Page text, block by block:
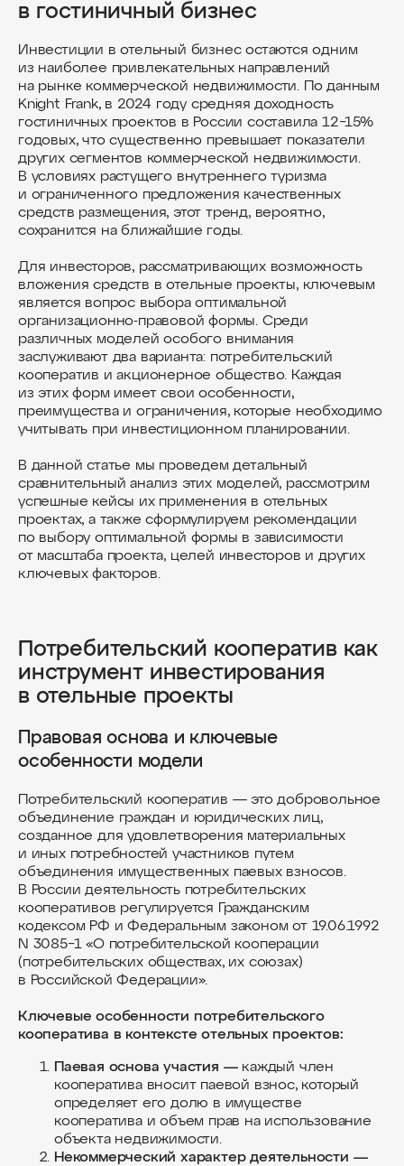
в гостиничный бизнес
Инвестиции в отельный бизнес остаются одним
из наиболее привлекательных направлений
на рынке коммерческой недвижимости. По данным
Knight Frank, в 2024 году средняя доходность
гостиничных проектов в России составила 12−15%
годовых, что существенно превышает показатели
других сегментов коммерческой недвижимости.
В условиях растущего внутреннего туризма
и ограниченного предложения качественных
средств размещения, этот тренд, вероятно,
сохранится на ближайшие годы.
Для инвесторов, рассматривающих возможность
вложения средств в отельные проекты, ключевым
является вопрос выбора оптимальной
организационно-правовой формы. Среди
различных моделей особого внимания
заслуживают два варианта: потребительский
кооператив и акционерное общество. Каждая
из этих форм имеет свои особенности,
преимущества и ограничения, которые необходимо
учитывать при инвестиционном планировании.
В данной статье мы проведем детальный
сравнительный анализ этих моделей, рассмотрим
успешные кейсы их применения в отельных
проектах, а также сформулируем рекомендации
по выбору оптимальной формы в зависимости
от масштаба проекта, целей инвесторов и других
ключевых факторов.
Потребительский кооператив как
инструмент инвестирования
в отельные проекты
Правовая основа и ключевые
особенности модели
Потребительский кооператив — это добровольное
объединение граждан и юридических лиц,
созданное для удовлетворения материальных
и иных потребностей участников путем
объединения имущественных паевых взносов.
В России деятельность потребительских
кооперативов регулируется Гражданским
кодексом РФ и Федеральным законом от 19.06.1992
N 3085−1 «О потребительской кооперации
(потребительских обществах, их союзах)
в Российской Федерации».
Ключевые особенности потребительского
кооператива в контексте отельных проектов:
Паевая основа участия —каждый член
кооператива вносит паевой взнос, который
определяет его долю в имуществе
кооператива и объем прав на использование
объекта недвижимости.
Некоммерческий характер деятельности —